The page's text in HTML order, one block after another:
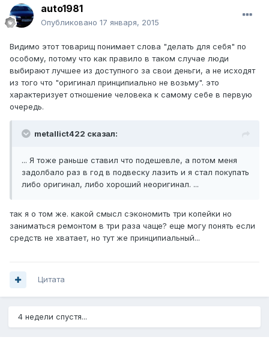
auto1981
Опубликовано 17 января, 2015
Видимо этот товарищ понимает слова "делать для себя" по
особому, потому что как правило в таком случае люди
выбирают лучшее из доступного за свои деньги, а не исходят
из того что "оригинал принципиально не возьму". это
характеризует отношение человека к самому себе в первую
очередь.
metallict422 сказал:
... Я тоже раньше ставил что подешевле, а потом меня
задолбало раз в год в подвеску лазить и я стал покупать
либо оригинал, либо хороший неоригинал. ...
так я о том же. какой смысл сэкономить три копейки но
заниматься ремонтом в три раза чаще? еще могу понять если
средств не хватает, но тут же принципиальный...
Цитата
4 недели спустя...